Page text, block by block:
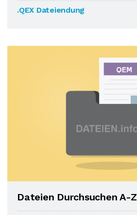
.QEX Dateiendung
Dateien Durchsuchen A-Z